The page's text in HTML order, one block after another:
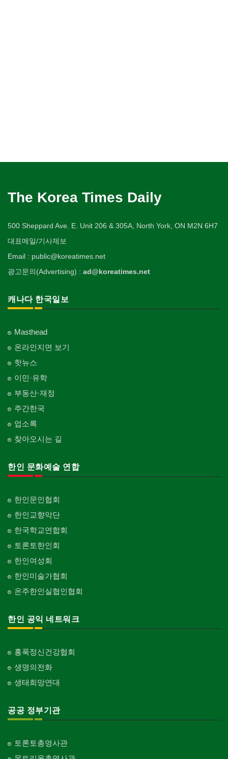
The Korea Times Daily
500 Sheppard Ave. E. Unit 206 & 305A, North York, ON M2N 6H7
대표메일/기사제보
Email : public@koreatimes.net
광고문의(Advertising) : ad@koreatimes.net
캐나다 한국일보
Masthead
온라인지면 보기
핫뉴스
이민·유학
부동산·재정
주간한국
업소록
찾아오시는 길
한인 문화예술 연합
한인문인협회
한인교향악단
한국학교연합회
토론토한인회
한인여성회
한인미술가협회
온주한인실협인협회
한인 공익 네트워크
홍푹정신건강협회
생명의전화
생태희망연대
공공 정부기관
토론토총영사관